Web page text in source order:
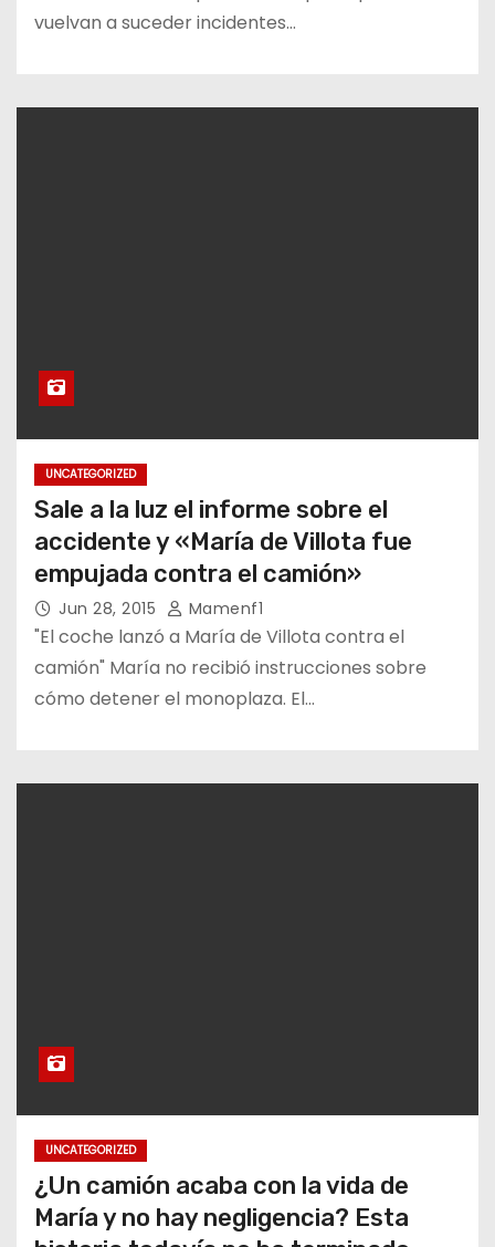
vuelvan a suceder incidentes…
UNCATEGORIZED
Sale a la luz el informe sobre el
accidente y «María de Villota fue
empujada contra el camión»
Jun 28, 2015 Mamenf1
"El coche lanzó a María de Villota contra el
camión" María no recibió instrucciones sobre
cómo detener el monoplaza. El…
UNCATEGORIZED
¿Un camión acaba con la vida de
María y no hay negligencia? Esta